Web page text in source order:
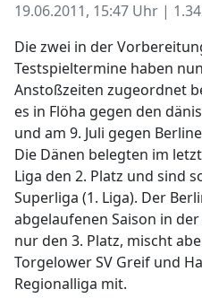
19.06.2011, 15:47 Uhr |
Die zwei in der
Testspieltermine haben
Anstoßzeiten zugeordnet
es in Flöha gegen den
und am 9. Juli gegen
Die Dänen belegten im
Liga den 2. Platz und sind
Superliga (1. Liga). Der
abgelaufenen Saison in
nur den 3. Platz, mischt
Torgelower SV Greif und
Regionalliga mit.